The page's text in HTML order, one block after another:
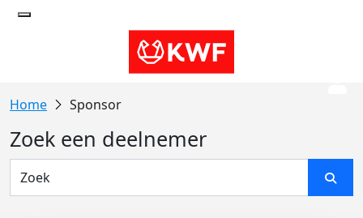
Sponsor
Zoek een deelnemer